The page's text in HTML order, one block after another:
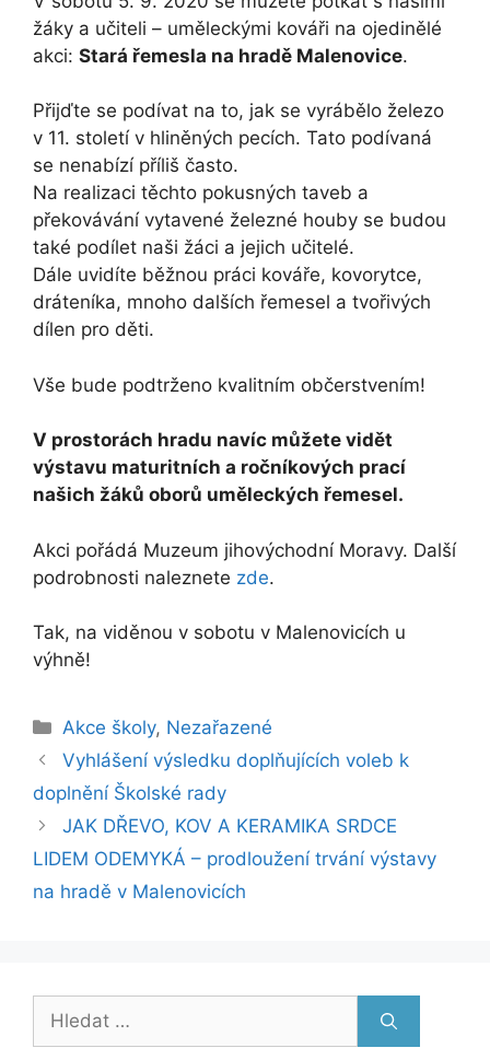
žáky a učiteli – uměleckými kováři na ojedinělé
akci: Stará řemesla na hradě Malenovice.
Přijďte se podívat na to, jak se vyrábělo železo
v 11. století v hliněných pecích. Tato podívaná
se nenabízí příliš často.
Na realizaci těchto pokusných taveb a
překovávání vytavené železné houby se budou
také podílet naši žáci a jejich učitelé.
Dále uvidíte běžnou práci kováře, kovorytce,
dráteníka, mnoho dalších řemesel a tvořivých
dílen pro děti.
Vše bude podtrženo kvalitním občerstvením!
V prostorách hradu navíc můžete vidět
výstavu maturitních a ročníkových prací
našich žáků oborů uměleckých řemesel.
Akci pořádá Muzeum jihovýchodní Moravy. Další
podrobnosti naleznete zde.
Tak, na viděnou v sobotu v Malenovicích u
výhně!
Rubriky
Akce školy, Nezařazené
Vyhlášení výsledku doplňujících voleb k
doplnění Školské rady
JAK DŘEVO, KOV A KERAMIKA SRDCE
LIDEM ODEMYKÁ – prodloužení trvání výstavy
na hradě v Malenovicích
Hledat: